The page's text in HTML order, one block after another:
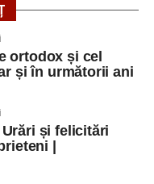
ortodox și cel
și în următorii ani
Urări și felicitări
|